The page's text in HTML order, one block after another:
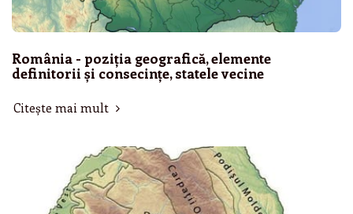
România - poziția geografică, elemente
definitorii și consecințe, statele vecine
Citește mai mult